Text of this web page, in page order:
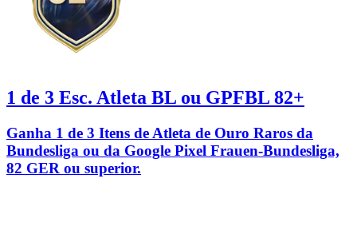
1 de 3 Esc. Atleta BL ou GPFBL 82+
Ganha 1 de 3 Itens de Atleta de Ouro Raros da
Bundesliga ou da Google Pixel Frauen-Bundesliga,
82 GER ou superior.